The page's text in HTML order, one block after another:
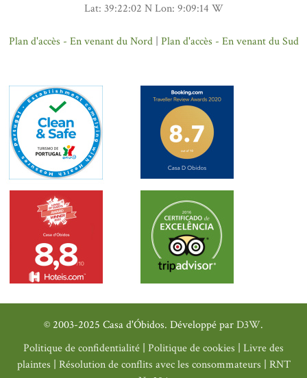
Lat: 39:22:02 N Lon: 9:09:14 W
Plan d'accès - En venant du Nord| Plan d'accès - En venant du Sud
© 2003-2025 Casa d'Óbidos. Développé parD3W.
Politique de confidentialité | Politique de cookies | Livre des
plaintes | Résolution de conflits avec les consommateurs | RNT